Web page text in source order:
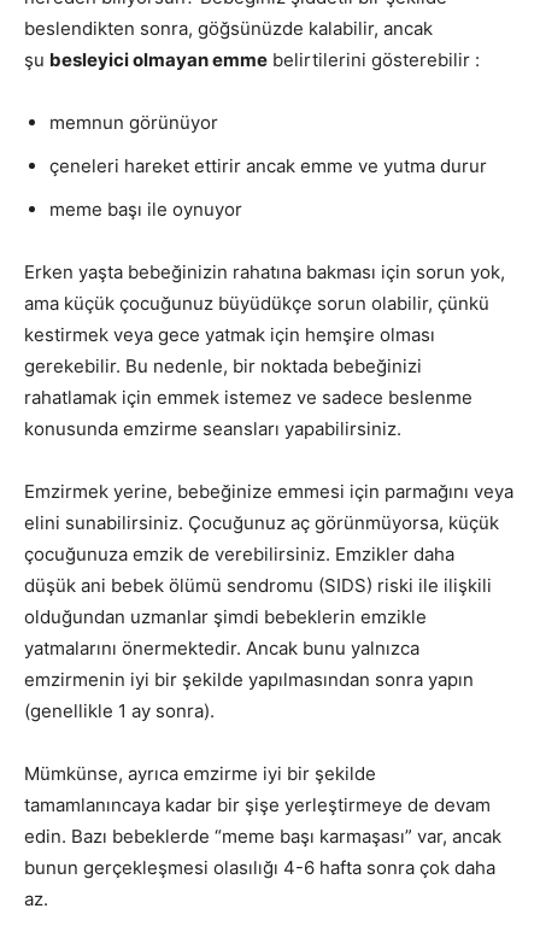
beslendikten sonra, göğsünüzde kalabilir, ancak
şu besleyici olmayan emme belirtilerini gösterebilir :
memnun görünüyor
çeneleri hareket ettirir ancak emme ve yutma durur
meme başı ile oynuyor
Erken yaşta bebeğinizin rahatına bakması için sorun yok,
ama küçük çocuğunuz büyüdükçe sorun olabilir, çünkü
kestirmek veya gece yatmak için hemşire olması
gerekebilir. Bu nedenle, bir noktada bebeğinizi
rahatlamak için emmek istemez ve sadece beslenme
konusunda emzirme seansları yapabilirsiniz.
Emzirmek yerine, bebeğinize emmesi için parmağını veya
elini sunabilirsiniz. Çocuğunuz aç görünmüyorsa, küçük
çocuğunuza emzik de verebilirsiniz. Emzikler daha
düşük ani bebek ölümü sendromu (SIDS) riski ile ilişkili
olduğundan uzmanlar şimdi bebeklerin emzikle
yatmalarını önermektedir. Ancak bunu yalnızca
emzirmenin iyi bir şekilde yapılmasından sonra yapın
(genellikle 1 ay sonra).
Mümkünse, ayrıca emzirme iyi bir şekilde
tamamlanıncaya kadar bir şişe yerleştirmeye de devam
edin. Bazı bebeklerde “meme başı karmaşası” var, ancak
bunun gerçekleşmesi olasılığı 4-6 hafta sonra çok daha
az.